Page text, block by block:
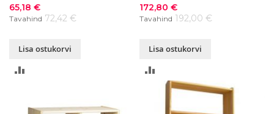
Soodushind
65,18 €
Tavahind 72,42 €
Lisa ostukorvi
Soodushind
172,80 €
Tavahind 192,00 €
Lisa ostukorvi
VÕRDLUSESSE